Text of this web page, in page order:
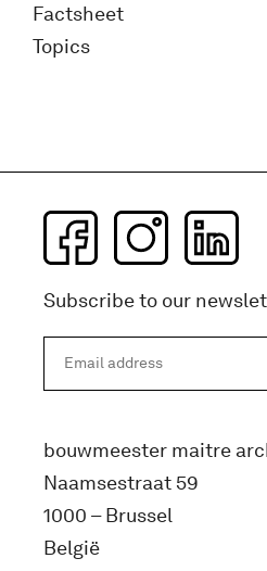
Factsheet
Topics
Subscribe to our
bouwmeester maitre
Naamsestraat 59
1000 – Brussel
België